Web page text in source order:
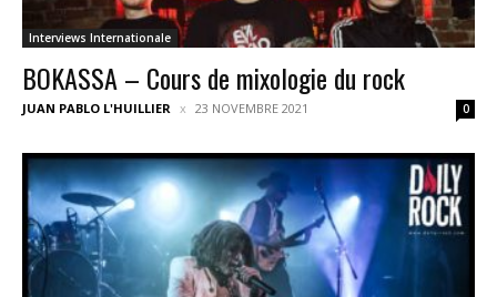
Interviews Internationale
BOKASSA – Cours de mixologie du rock
JUAN PABLO L'HUILLIER 23 NOVEMBRE 2021 0